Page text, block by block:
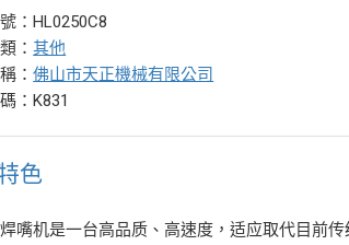
：HL0250C8
：其他
：佛山市天正機械有限公司
：K831
色
嘴机是一台高品质、高速度，适应取代目前